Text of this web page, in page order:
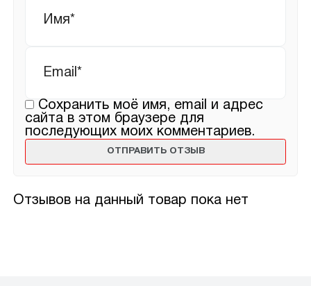
Отзывов на данный товар пока нет
Сохранить моё имя, email и адрес
сайта в этом браузере для
последующих моих комментариев.